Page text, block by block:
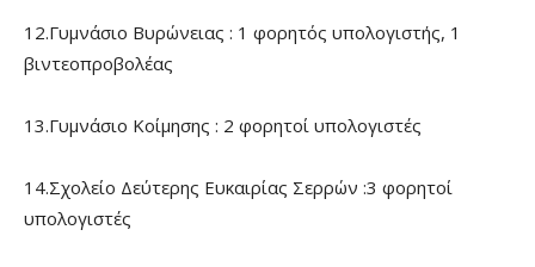
12.Γυμνάσιο Βυρώνειας : 1 φορητός υπολογιστής, 1
βιντεοπροβολέας
13.Γυμνάσιο Κοίμησης : 2 φορητοί υπολογιστές
14.Σχολείο Δεύτερης Ευκαιρίας Σερρών :3 φορητοί
υπολογιστές